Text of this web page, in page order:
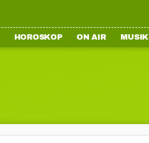
HOROSKOP ON AIR MUSIK